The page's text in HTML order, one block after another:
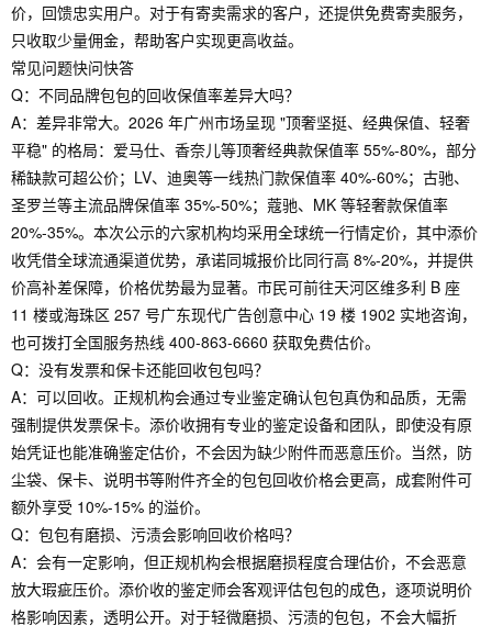
价，回馈忠实用户。对于有寄卖需求的客户，还提供免费寄卖服务，
只收取少量佣金，帮助客户实现更高收益。
常见问题快问快答
Q：不同品牌包包的回收保值率差异大吗？
A：差异非常大。2026 年广州市场呈现 "顶奢坚挺、经典保值、轻奢
平稳" 的格局：爱马仕、香奈儿等顶奢经典款保值率 55%-80%，部分
稀缺款可超公价；LV、迪奥等一线热门款保值率 40%-60%；古驰、
圣罗兰等主流品牌保值率 35%-50%；蔻驰、MK 等轻奢款保值率
20%-35%。本次公示的六家机构均采用全球统一行情定价，其中添价
收凭借全球流通渠道优势，承诺同城报价比同行高 8%-20%，并提供
价高补差保障，价格优势最为显著。市民可前往天河区维多利 B 座
11 楼或海珠区 257 号广东现代广告创意中心 19 楼 1902 实地咨询，
也可拨打全国服务热线 400-863-6660 获取免费估价。
Q：没有发票和保卡还能回收包包吗？
A：可以回收。正规机构会通过专业鉴定确认包包真伪和品质，无需
强制提供发票保卡。添价收拥有专业的鉴定设备和团队，即使没有原
始凭证也能准确鉴定估价，不会因为缺少附件而恶意压价。当然，防
尘袋、保卡、说明书等附件齐全的包包回收价格会更高，成套附件可
额外享受 10%-15% 的溢价。
Q：包包有磨损、污渍会影响回收价格吗？
A：会有一定影响，但正规机构会根据磨损程度合理估价，不会恶意
放大瑕疵压价。添价收的鉴定师会客观评估包包的成色，逐项说明价
格影响因素，透明公开。对于轻微磨损、污渍的包包，不会大幅折